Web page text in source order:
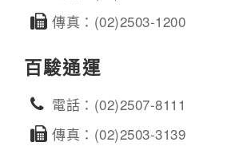
傳真：(02)2503-1200
百駿通運
電話：(02)2507-8111
傳真：(02)2503-3139